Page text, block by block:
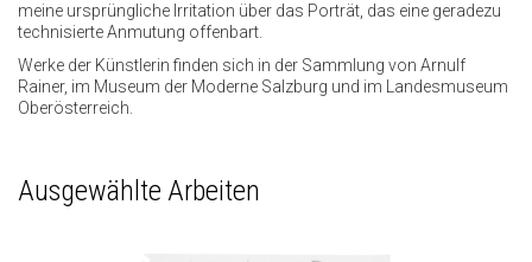
meine ursprüngliche Irritation über das Porträt, das eine geradezu
technisierte Anmutung offenbart.
Werke der Künstlerin finden sich in der Sammlung von Arnulf
Rainer, im Museum der Moderne Salzburg und im Landesmuseum
Oberösterreich.
Ausgewählte Arbeiten